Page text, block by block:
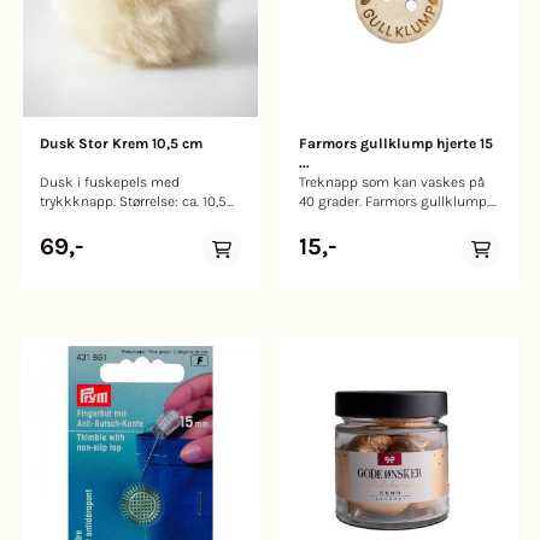
Dusk Stor Krem 10,5 cm
Dusk i fuskepels med
trykkknapp. Størrelse: ca. 10,5
69,-
Farmors gullklump hjerte 15
...
Treknapp som kan vaskes på
40 grader. Farmors gullklump.
15,-